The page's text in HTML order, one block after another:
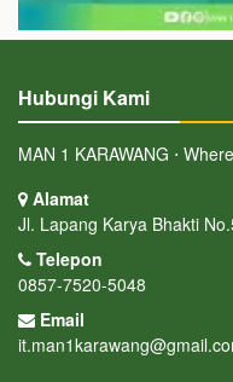
Hubungi Kami
MAN 1 KARAWANG ⋅
Alamat
Jl. Lapang Karya Bhakti
Telepon
0857-7520-5048
Email